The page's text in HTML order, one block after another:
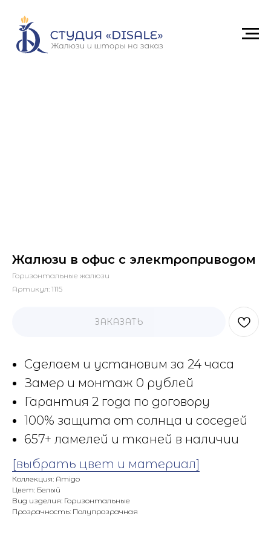
Жалюзи в офис с электроприводом
Горизонтальные жалюзи
Артикул: 1115
ЗАКАЗАТЬ
Сделаем и установим за 24 часа
Замер и монтаж 0 рублей
Гарантия 2 года по договору
100% защита от солнца и соседей
657+ ламелей и тканей в наличии
[выбрать цвет и материал]
Коллекция: Amigo
Цвет: Белый
Вид изделия: Горизонтальные
Прозрачность: Полупрозрачная